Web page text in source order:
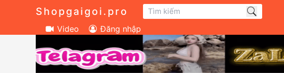
Shopgaigoi.pro
Video Đăng nhập